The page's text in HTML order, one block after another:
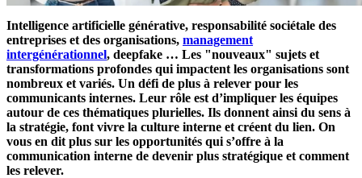
Intelligence artificielle générative, responsabilité sociétale des
entreprises et des organisations, management
intergénérationnel, deepfake … Les "nouveaux" sujets et
transformations profondes qui impactent les organisations sont
nombreux et variés. Un défi de plus à relever pour les
communicants internes. Leur rôle est d’impliquer les équipes
autour de ces thématiques plurielles. Ils donnent ainsi du sens à
la stratégie, font vivre la culture interne et créent du lien. On
vous en dit plus sur les opportunités qui s’offre à la
communication interne de devenir plus stratégique et comment
les relever.